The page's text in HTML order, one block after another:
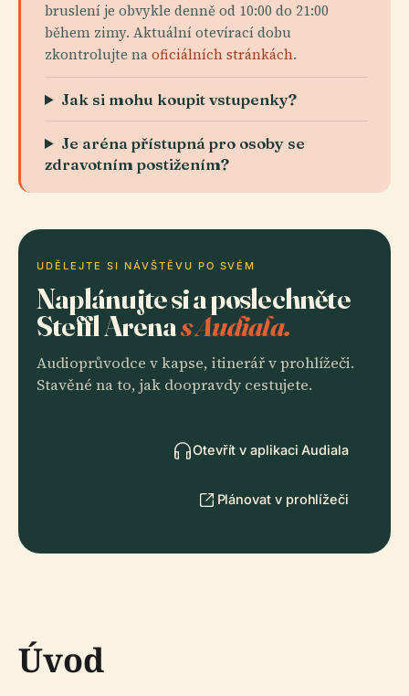
bruslení je obvykle denně od 10:00 do 21:00
během zimy. Aktuální otevírací dobu
zkontrolujte naoficiálních stránkách.
Jak si mohu koupit vstupenky?
Je aréna přístupná pro osoby se
zdravotním postižením?
UDĚLEJTE SI NÁVŠTĚVU PO SVÉM
Naplánujte si a poslechněte
Steffl Arenas Audiala.
Audioprůvodce v kapse, itinerář v prohlížeči.
Stavěné na to, jak doopravdy cestujete.
Otevřít v aplikaci Audiala
Plánovat v prohlížeči
Úvod